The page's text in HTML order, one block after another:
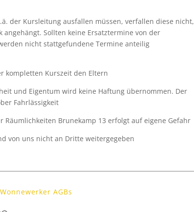
der Kursleitung ausfallen müssen, verfallen diese nicht,
Sollten keine Ersatztermine von der
nicht stattgefundene Termine anteilig
kompletten Kurszeit den Eltern
und Eigentum wird keine Haftung übernommen. Der
Fahrlässigkeit
Räumlichkeiten Brunekamp 13 erfolgt auf eigene Gefahr
von uns nicht an Dritte weitergegeben
AGBs